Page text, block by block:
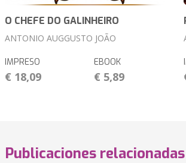
O CHEFE DO GALINHEIRO
ANTONIO AUGGUSTO JOÃO
IMPRESO
€ 18,09
EBOOK
€ 5,89
Publicaciones relacionadas